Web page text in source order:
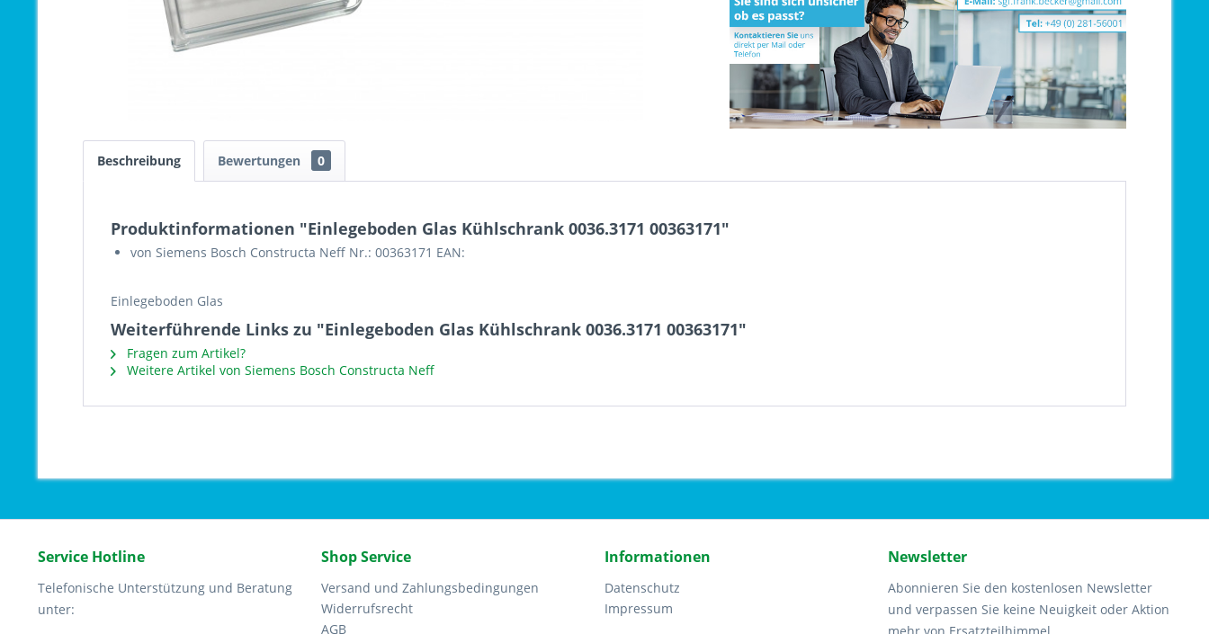
Beschreibung Bewertungen 0
Produktinformationen "Einlegeboden Glas Kühlschrank 0036.3171 00363171"
von Siemens Bosch Constructa Neff Nr.: 00363171 EAN:
Einlegeboden Glas
Weiterführende Links zu "Einlegeboden Glas Kühlschrank 0036.3171 00363171"
Fragen zum Artikel?
Weitere Artikel von Siemens Bosch Constructa Neff
Service Hotline
Telefonische Unterstützung und Beratung
unter:
Shop Service
Versand und Zahlungsbedingungen
Widerrufsrecht
AGB
Informationen
Datenschutz
Impressum
Newsletter
Abonnieren Sie den kostenlosen Newsletter
und verpassen Sie keine Neuigkeit oder Aktion